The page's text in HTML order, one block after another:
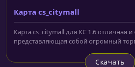
Карта cs_citymall
Карта cs_citymall для КС 1.6 отличная
представляющая собой огромный
Скачать